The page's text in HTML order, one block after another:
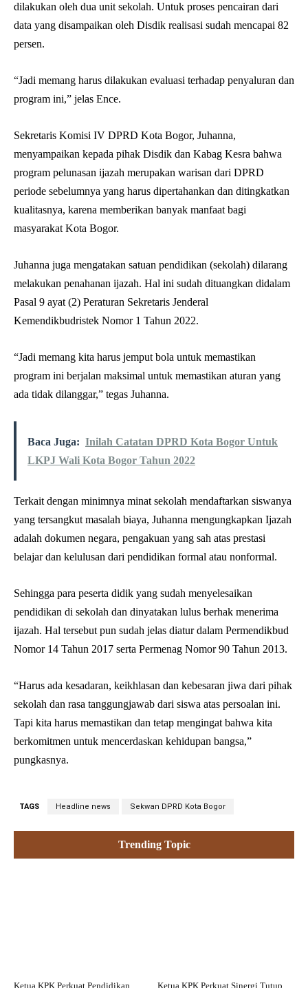
dilakukan oleh dua unit sekolah. Untuk proses pencairan dari
data yang disampaikan oleh Disdik realisasi sudah mencapai 82
persen.
“Jadi memang harus dilakukan evaluasi terhadap penyaluran dan
program ini,” jelas Ence.
Sekretaris Komisi IV DPRD Kota Bogor, Juhanna,
menyampaikan kepada pihak Disdik dan Kabag Kesra bahwa
program pelunasan ijazah merupakan warisan dari DPRD
periode sebelumnya yang harus dipertahankan dan ditingkatkan
kualitasnya, karena memberikan banyak manfaat bagi
masyarakat Kota Bogor.
Juhanna juga mengatakan satuan pendidikan (sekolah) dilarang
melakukan penahanan ijazah. Hal ini sudah dituangkan didalam
Pasal 9 ayat (2) Peraturan Sekretaris Jenderal
Kemendikbudristek Nomor 1 Tahun 2022.
“Jadi memang kita harus jemput bola untuk memastikan
program ini berjalan maksimal untuk memastikan aturan yang
ada tidak dilanggar,” tegas Juhanna.
Baca Juga: Inilah Catatan DPRD Kota Bogor Untuk
LKPJ Wali Kota Bogor Tahun 2022
Terkait dengan minimnya minat sekolah mendaftarkan siswanya
yang tersangkut masalah biaya, Juhanna mengungkapkan Ijazah
adalah dokumen negara, pengakuan yang sah atas prestasi
belajar dan kelulusan dari pendidikan formal atau nonformal.
Sehingga para peserta didik yang sudah menyelesaikan
pendidikan di sekolah dan dinyatakan lulus berhak menerima
ijazah. Hal tersebut pun sudah jelas diatur dalam Permendikbud
Nomor 14 Tahun 2017 serta Permenag Nomor 90 Tahun 2013.
“Harus ada kesadaran, keikhlasan dan kebesaran jiwa dari pihak
sekolah dan rasa tanggungjawab dari siswa atas persoalan ini.
Tapi kita harus memastikan dan tetap mengingat bahwa kita
berkomitmen untuk mencerdaskan kehidupan bangsa,”
pungkasnya.
TAGS Headline news Sekwan DPRD Kota Bogor
Trending Topic
Ketua KPK Perkuat Pendidikan Ketua KPK Perkuat Sinergi Tutup